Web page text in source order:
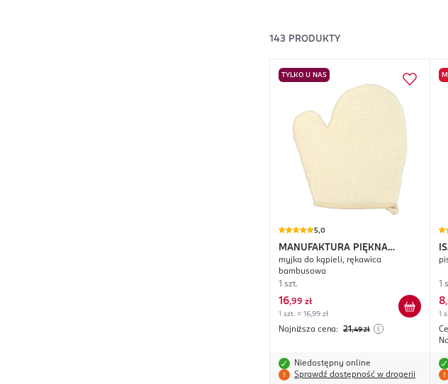
143 PRODUKTY
TYLKO U NAS
5,0
MANUFAKTURA PIĘKNA
Bamboo
myjka do kąpieli, rękawica
bambusowa
1 szt.
16,99 zł
1 szt. = 16,99 zł
Najniższa cena: 21,49 zł
Niedostępny online
Sprawdź dostępność w drogerii
1
8,
1